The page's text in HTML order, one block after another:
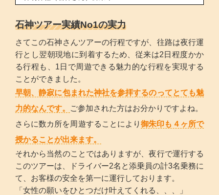
石神ツアー実績No1の実力
さてこの石神さんツアーの行程ですが、往路は夜行運
行とし翌朝現地に到着するため、従来は2日程度かか
る行程も、1日で周遊できる魅力的な行程を実現する
ことができました。
早朝、静寂に包まれた神社を参拝するのってとても魅
力的なんです。
ご参加された方はお分かりですよね。
さらに数カ所を周遊することにより 御朱印も４ヶ所で
授かることが出来ます。
それから当然のことではありますが、夜行で運行する
このツアーは、ドライバー2名と添乗員の計3名乗務に
て、お客様の安全を第一に運行しております。
「女性の願いをひとつだけ叶えてくれる、、、」